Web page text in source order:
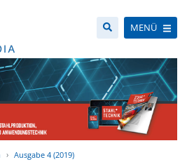
MENÜ
Ausgabe 4 (2019)